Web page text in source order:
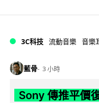
3C科技 流動音樂 音樂
藍骨 3 小時
Sony 傳推平價